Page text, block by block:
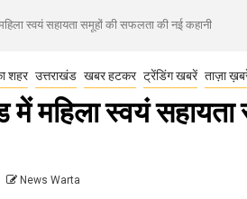
स्वयं सहायता समूहों की सफलता की नई कहानी
शहर उत्तराखंड खबर हटकर ट्रेंडिंग खबरें ताज़ा
में महिला स्वयं
News Warta